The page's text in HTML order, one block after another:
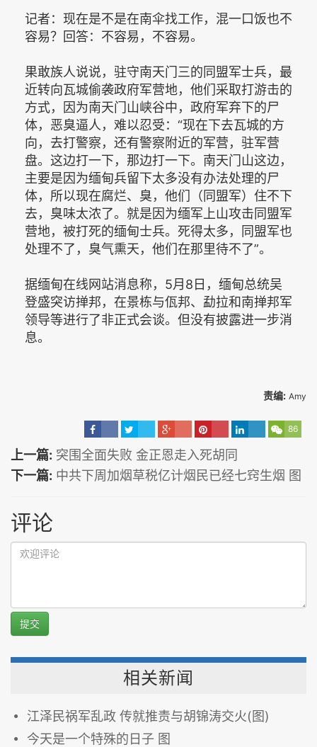
记者：现在是不是在南伞找工作，混一口饭也不
容易？回答：不容易，不容易。
果敢族人说说，驻守南天门三的同盟军士兵，最
近转向瓦城偷袭政府军营地，他们采取打游击的
方式，因为南天门山峡谷中，政府军弃下的尸
体，恶臭逼人，难以忍受：“现在下去瓦城的方
向，去打警察，还有警察附近的军营，驻军营
盘。这边打一下，那边打一下。南天门山这边，
主要是因为缅甸兵留下太多没有办法处理的尸
体，所以现在腐烂、臭，他们（同盟军）住不下
去，臭味太浓了。就是因为缅军上山攻击同盟军
营地，被打死的缅甸士兵。死得太多，同盟军也
处理不了，臭气熏天，他们在那里待不了”。
据缅甸在线网站消息称，5月8日，缅甸总统吴
登盛突访掸邦，在景栋与佤邦、勐拉和南掸邦军
领导等进行了非正式会谈。但没有披露进一步消
息。
责编: Amy
86
上一篇: 突围全面失败 金正恩走入死胡同
下一篇: 中共下周加烟草税亿计烟民已经七窍生烟 图
评论
提交
相关新闻
江泽民祸军乱政 传就推责与胡锦涛交火(图)
今天是一个特殊的日子 图